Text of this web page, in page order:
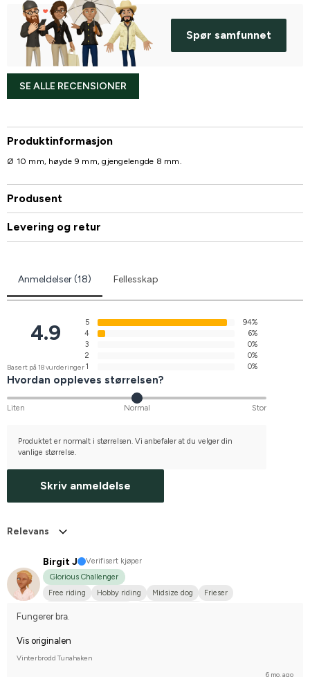
Spør samfunnet
SE ALLE RECENSIONER
Produktinformasjon
Ø 10 mm, høyde 9 mm, gjengelengde 8 mm.
Produsent
Levering og retur
Anmeldelser (18) Fellesskap
4.9
Basert på 18 vurderinger
5
94%
4
6%
3
0%
2
0%
1
0%
Hvordan oppleves størrelsen?
Liten Normal Stor
Produktet er normalt i størrelsen. Vi anbefaler at du velger din
vanlige størrelse.
Skriv anmeldelse
Relevans
Birgit J
Verifisert kjøper
Glorious Challenger
Free riding
Hobby riding Midsize dog
Frieser
Fungerer bra.
Vis originalen
Vinterbrodd Tunahaken
6 mo. ago